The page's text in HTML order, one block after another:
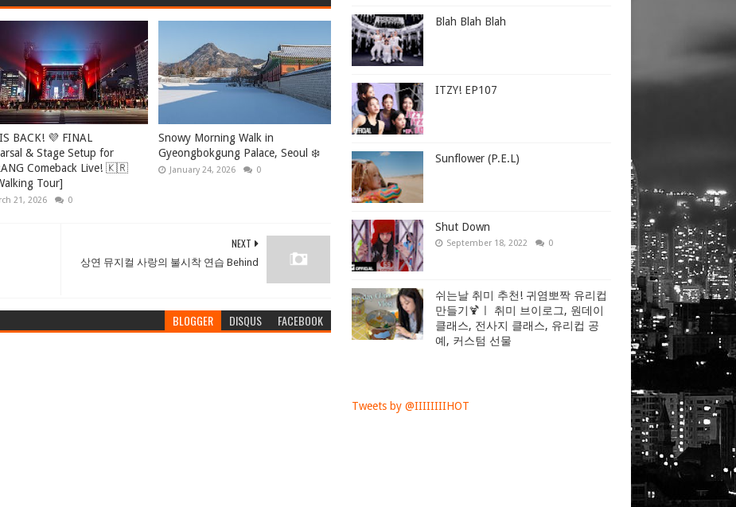
BACK! 💜 FINAL
& Stage Setup for
Comeback Live! 🇰🇷
Tour]
21, 2026 0
Snowy Morning Walk in
Gyeongbokgung Palace, Seoul ❄️
January 24, 2026 0
NEXT
상연 뮤지컬 사랑의 불시착 연습 Behind
BLOGGER DISQUS FACEBOOK
Blah Blah Blah
ITZY! EP107
Sunflower (P.E.L)
Shut Down
September 18, 2022 0
쉬는날 취미 추천! 귀염뽀짝 유리컵
만들기🍹ㅣ 취미 브이로그, 원데이
클래스, 전사지 클래스, 유리컵 공
예, 커스텀 선물
Tweets by @IIIIIIIIHOT